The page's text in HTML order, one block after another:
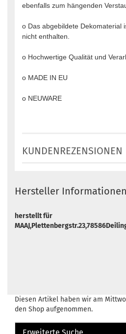
ebenfalls zum hängenden
o Das abgebildete Dekomaterial
nicht enthalten.
o Hochwertige Qualität und
o MADE IN EU
o NEUWARE
KUNDENREZENSIONEN
Hersteller Informationen
herstellt für
Diesen Artikel haben wir am
den Shop aufgenommen.